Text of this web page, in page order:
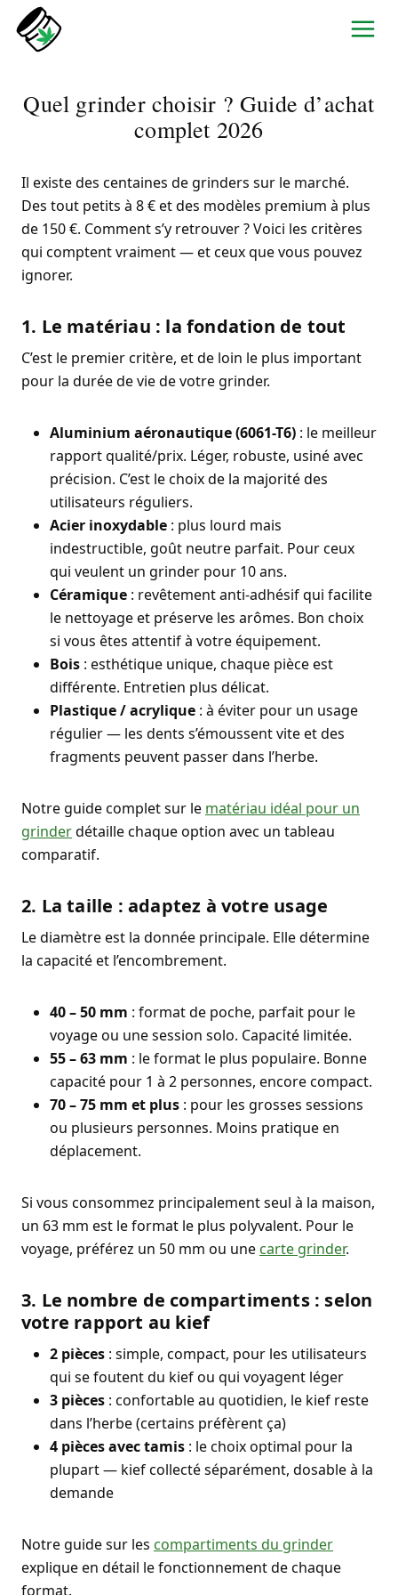
Aller
contenu
Quel grinder choisir ? Guide d’achat
complet 2026
Il existe des centaines de grinders sur le marché.
Des tout petits à 8 € et des modèles premium à plus
de 150 €. Comment s’y retrouver ? Voici les critères
qui comptent vraiment — et ceux que vous pouvez
ignorer.
1. Le matériau : la fondation de tout
C’est le premier critère, et de loin le plus important
pour la durée de vie de votre grinder.
Aluminium aéronautique (6061-T6) : le meilleur
rapport qualité/prix. Léger, robuste, usiné avec
précision. C’est le choix de la majorité des
utilisateurs réguliers.
Acier inoxydable : plus lourd mais
indestructible, goût neutre parfait. Pour ceux
qui veulent un grinder pour 10 ans.
Céramique : revêtement anti-adhésif qui facilite
le nettoyage et préserve les arômes. Bon choix
si vous êtes attentif à votre équipement.
Bois : esthétique unique, chaque pièce est
différente. Entretien plus délicat.
Plastique / acrylique : à éviter pour un usage
régulier — les dents s’émoussent vite et des
fragments peuvent passer dans l’herbe.
Notre guide complet sur le matériau idéal pour un
grinderdétaille chaque option avec un tableau
comparatif.
2. La taille : adaptez à votre usage
Le diamètre est la donnée principale. Elle détermine
la capacité et l’encombrement.
40 – 50 mm : format de poche, parfait pour le
voyage ou une session solo. Capacité limitée.
55 – 63 mm : le format le plus populaire. Bonne
capacité pour 1 à 2 personnes, encore compact.
70 – 75 mm et plus : pour les grosses sessions
ou plusieurs personnes. Moins pratique en
déplacement.
Si vous consommez principalement seul à la maison,
un 63 mm est le format le plus polyvalent. Pour le
voyage, préférez un 50 mm ou une carte grinder.
3. Le nombre de compartiments : selon
votre rapport au kief
2 pièces : simple, compact, pour les utilisateurs
qui se foutent du kief ou qui voyagent léger
3 pièces : confortable au quotidien, le kief reste
dans l’herbe (certains préfèrent ça)
4 pièces avec tamis : le choix optimal pour la
plupart — kief collecté séparément, dosable à la
demande
Notre guide sur les compartiments du grinder
explique en détail le fonctionnement de chaque
format.